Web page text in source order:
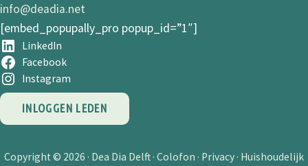
info@deadia.net
[embed_popupally_pro popup_id=”1″]
LinkedIn
Facebook
Instagram
INLOGGEN LEDEN
Copyright © 2026 · Dea Dia Delft · Colofon · Privacy · Huishoudelijk